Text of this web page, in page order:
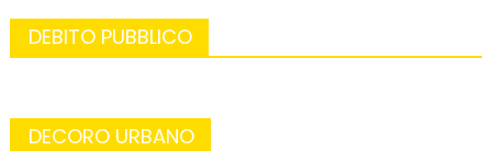
DEBITO PUBBLICO
DECORO URBANO